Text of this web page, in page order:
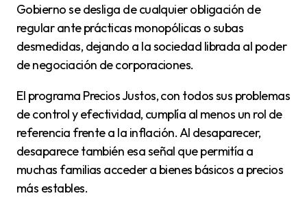
Gobierno se desliga de cualquier obligación de
regular ante prácticas monopólicas o subas
desmedidas, dejando a la sociedad librada al poder
de negociación de corporaciones.
El programa Precios Justos, con todos sus problemas
de control y efectividad, cumplía al menos un rol de
referencia frente a la inflación. Al desaparecer,
desaparece también esa señal que permitía a
muchas familias acceder a bienes básicos a precios
más estables.